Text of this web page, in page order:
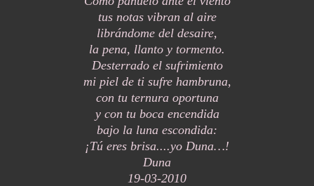
tus notas vibran al aire
librándome del desaire,
la pena, llanto y tormento.
Desterrado el sufrimiento
mi piel de ti sufre hambruna,
con tu ternura oportuna
y con tu boca encendida
bajo la luna escondida:
¡Tú eres brisa....yo Duna…!
Duna
19-03-2010